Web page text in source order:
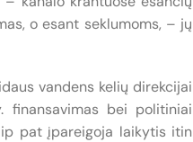
o esant seklumoms, – jų
vandens kelių direkcijai
finansavimas bei politiniai
pat įpareigoja laikytis itin